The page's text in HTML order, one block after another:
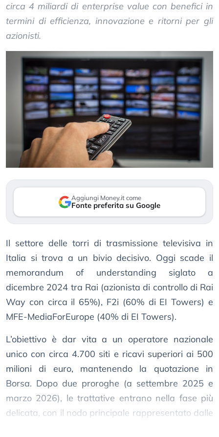
circa 4 miliardi di enterprise value con benefici in
termini di efficienza, innovazione e ritorni per gli
azionisti.
Aggiungi Money.it come
Fonte preferita su Google
Il settore delle torri di trasmissione televisiva in
Italia si trova a un bivio decisivo. Oggi scade il
memorandum of understanding siglato a
dicembre 2024 tra Rai (azionista di controllo di Rai
Way con circa il 65%), F2i (60% di EI Towers) e
MFE-MediaForEurope (40% di EI Towers).
L’obiettivo è dar vita a un operatore nazionale
unico con circa 4.700 siti e ricavi superiori ai 500
milioni di euro, mantenendo la quotazione in
Borsa. Dopo due proroghe (a settembre 2025 e
marzo 2026), le trattative entrano nella fase più
delicata, con il nodo principale rappresentato dalle